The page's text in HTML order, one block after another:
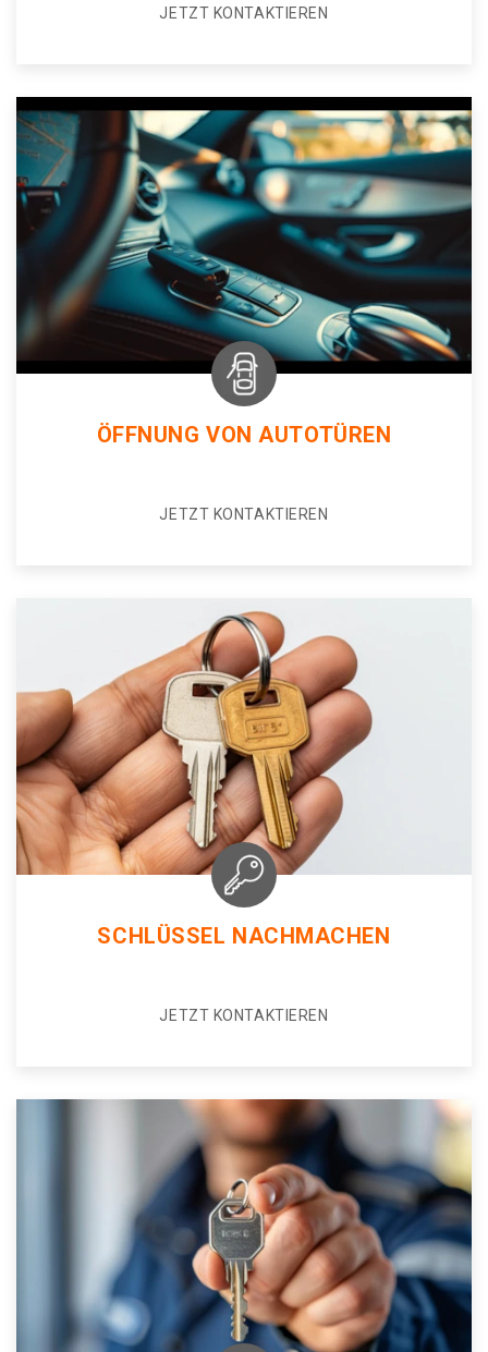
JETZT KONTAKTIEREN
ÖFFNUNG VON AUTOTÜREN
JETZT KONTAKTIEREN
SCHLÜSSEL NACHMACHEN
JETZT KONTAKTIEREN